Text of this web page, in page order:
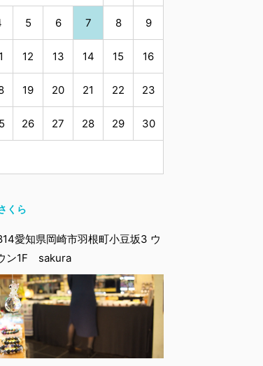
5 6 7 8 9
12 13 14 15 16
19 20 21 22 23
26 27 28 29 30
くら
愛知県岡崎市羽根町小豆坂3 ウ
ン1F sakura